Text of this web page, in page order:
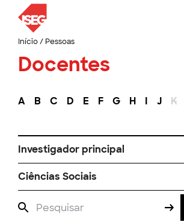
Início/ Pessoas
Docentes
A B C D E F G H I J K
Investigador principal
Ciências Sociais